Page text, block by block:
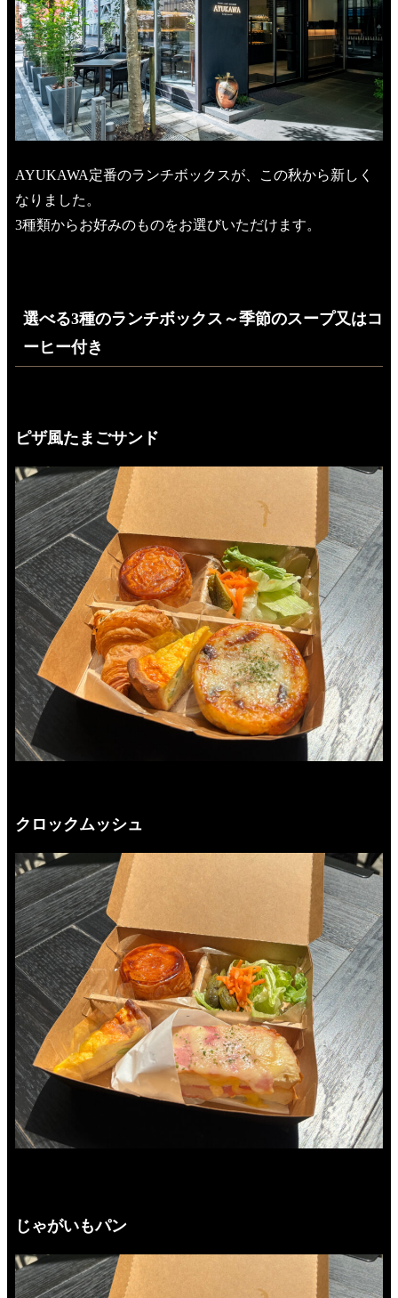
AYUKAWA定番のランチボックスが、この秋から新しく
なりました。
3種類からお好みのものをお選びいただけます。
選べる3種のランチボックス～季節のスープ又はコ
ーヒー付き
ピザ風たまごサンド
クロックムッシュ
じゃがいもパン